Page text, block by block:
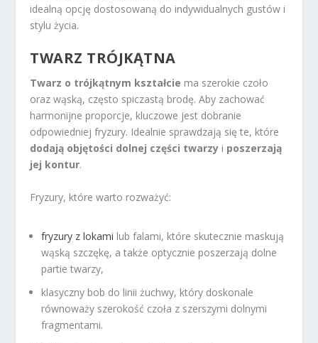
idealną opcję dostosowaną do indywidualnych gustów i
stylu życia.
TWARZ TRÓJKĄTNA
Twarz o trójkątnym kształcie ma szerokie czoło
oraz wąską, często spiczastą brodę. Aby zachować
harmonijne proporcje, kluczowe jest dobranie
odpowiedniej fryzury. Idealnie sprawdzają się te, które
dodają objętości dolnej części twarzy i poszerzają
jej kontur.
Fryzury, które warto rozważyć:
fryzury z lokami lub falami, które skutecznie maskują
wąską szczękę, a także optycznie poszerzają dolne
partie twarzy,
klasyczny bob do linii żuchwy, który doskonale
równoważy szerokość czoła z szerszymi dolnymi
fragmentami.